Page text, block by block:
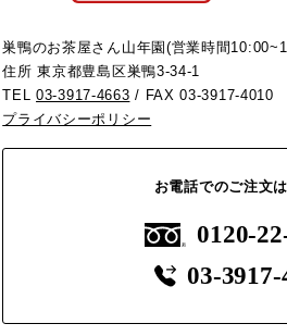
巣鴨のお茶屋さん山年園(営業時間
住所 東京都豊島区巣鴨3-34-1
TEL03-3917-4663 / FAX 03-3917-4010
プライバシーポリシー
お電話でのご注文
0120-
03-3917-